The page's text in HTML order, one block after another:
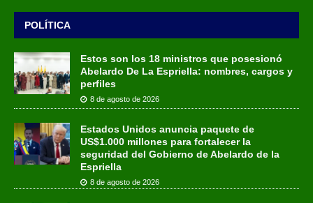
POLÍTICA
Estos son los 18 ministros que posesionó
Abelardo De La Espriella: nombres, cargos y
perfiles
8 de agosto de 2026
Estados Unidos anuncia paquete de
US$1.000 millones para fortalecer la
seguridad del Gobierno de Abelardo de la
Espriella
8 de agosto de 2026